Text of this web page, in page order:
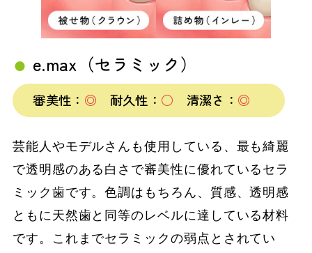
e.max（セラミック）
審美性： ◎ 耐久性： ○ 清潔さ： ◎
芸能人やモデルさんも使用している、最も綺麗
で透明感のある白さで審美性に優れているセラ
ミック歯です。色調はもちろん、質感、透明感
ともに天然歯と同等のレベルに達している材料
です。これまでセラミックの弱点とされてい